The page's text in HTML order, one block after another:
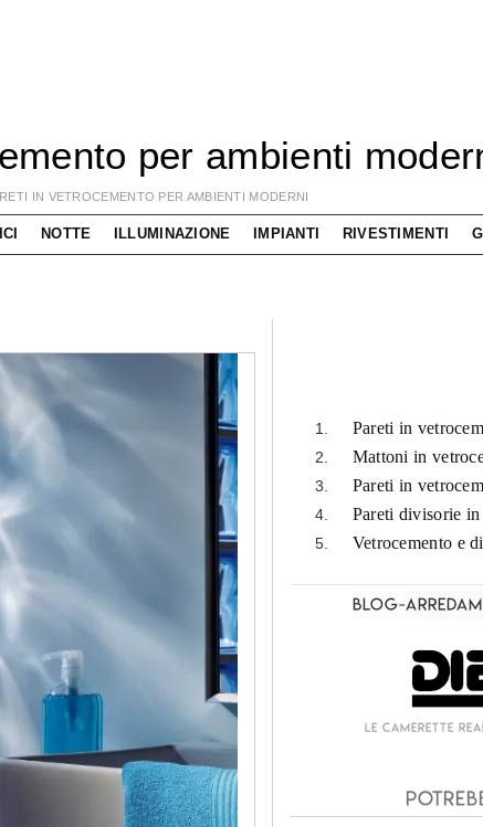
per ambienti
IN VETROCEMENTO PER AMBIENTI MODERNI
NOTTE ILLUMINAZIONE IMPIANTI RIVESTIMENTI
Pareti in
Mattoni in
Pareti in
Pareti divisorie
Vetrocemento e
Blog-
realizzate pensando a te!